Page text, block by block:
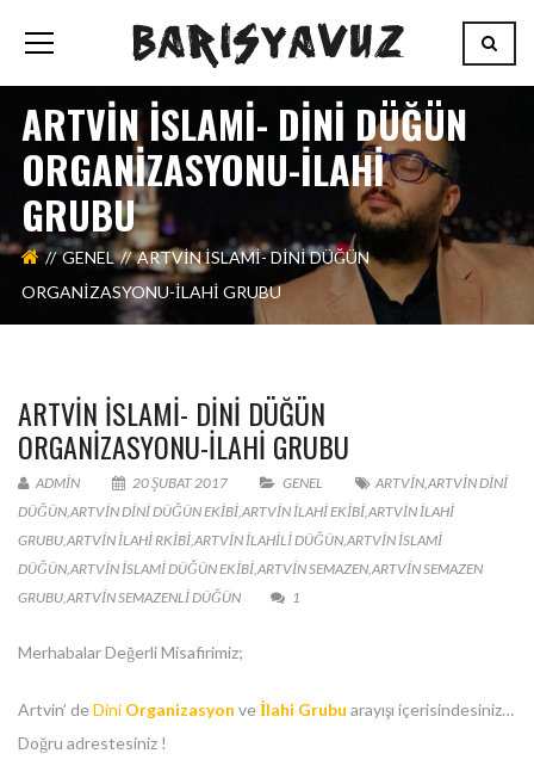
ARTVİN İSLAMI- DINI DÜĞÜN
ORGANIZASYONU-İLAHI
GRUBU
GENEL
ARTVİN İSLAMI- DINI DÜĞÜN
ORGANIZASYONU-İLAHI GRUBU
ARTVİN İSLAMI- DINI DÜĞÜN
ORGANIZASYONU-İLAHI GRUBU
ADMIN 20 ŞUBAT 2017 GENEL ARTVİN,ARTVİN DINI
DÜĞÜN,ARTVİN DINI DÜĞÜN EKIBI,ARTVİN ILAHI EKIBI,ARTVİN ILAHI
GRUBU,ARTVİN ILAHI RKIBI,ARTVİN ILAHILI DÜĞÜN,ARTVİN ISLAMI
DÜĞÜN,ARTVİN ISLAMI DÜĞÜN EKIBI,ARTVİN SEMAZEN,ARTVİN SEMAZEN
GRUBU,ARTVİN SEMAZENLI DÜĞÜN 1
Merhabalar Değerli Misafirimiz;
Artvin’ deDini Organizasyon veİlahi Grubu arayışı içerisindesiniz…
Doğru adrestesiniz !